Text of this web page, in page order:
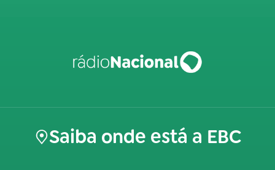
Saiba onde está a EBC